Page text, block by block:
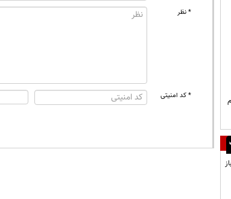
* نظر
* کد امنیتی